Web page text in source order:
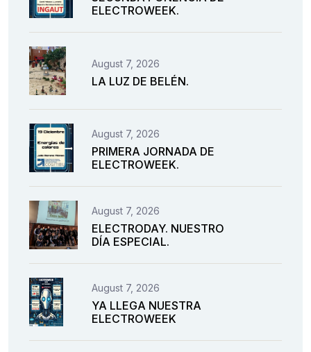
ELECTROWEEK.
August 7, 2026
LA LUZ DE BELÉN.
August 7, 2026
PRIMERA JORNADA DE
ELECTROWEEK.
August 7, 2026
ELECTRODAY. NUESTRO
DÍA ESPECIAL.
August 7, 2026
YA LLEGA NUESTRA
ELECTROWEEK